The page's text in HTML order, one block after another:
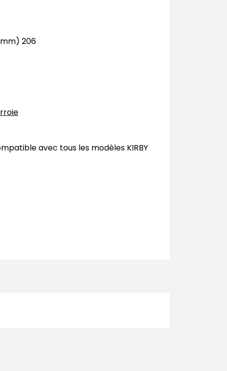
206
avec tous les modèles KIRBY